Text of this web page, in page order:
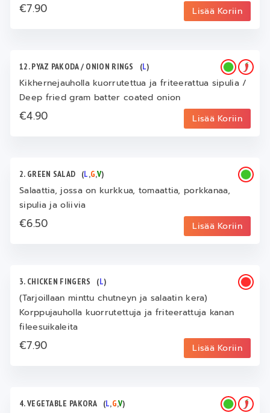
€7.90 Lisää Koriin
12. PYAZ PAKODA / ONION RINGS (L)
Kikhernejauholla kuorrutettua ja friteerattua sipulia /
Deep fried gram batter coated onion
€4.90 Lisää Koriin
2. GREEN SALAD (L,G,V)
Salaattia, jossa on kurkkua, tomaattia, porkkanaa,
sipulia ja oliivia
€6.50 Lisää Koriin
3. CHICKEN FINGERS (L)
(Tarjoillaan minttu chutneyn ja salaatin kera)
Korppujauholla kuorrutettuja ja friteerattuja kanan
fileesuikaleita
€7.90 Lisää Koriin
4. VEGETABLE PAKORA (L,G,V)